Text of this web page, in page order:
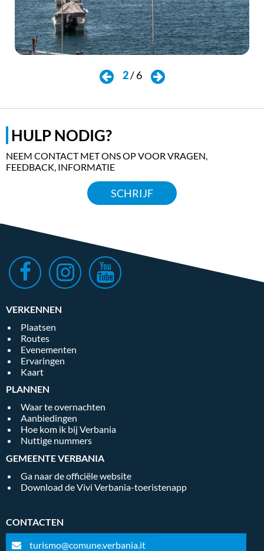
2/6
HULP NODIG?
NEEM CONTACT MET ONS OP VOOR VRAGEN,
FEEDBACK, INFORMATIE
SCHRIJF
VERKENNEN
Plaatsen
Routes
Evenementen
Ervaringen
Kaart
PLANNEN
Waar te overnachten
Aanbiedingen
Hoe kom ik bij Verbania
Nuttige nummers
GEMEENTE VERBANIA
Ga naar de officiële website
Download de Vivi Verbania-toeristenapp
CONTACTEN
turismo@comune.verbania.it